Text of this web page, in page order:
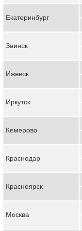
Екатеринбург
Заинск
Ижевск
Иркутск
Кемерово
Краснодар
Красноярск
Москва